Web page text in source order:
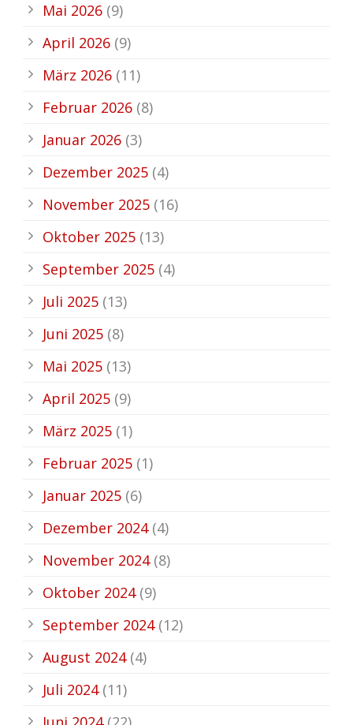
Mai 2026 (9)
April 2026 (9)
März 2026 (11)
Februar 2026 (8)
Januar 2026 (3)
Dezember 2025 (4)
November 2025 (16)
Oktober 2025 (13)
September 2025 (4)
Juli 2025 (13)
Juni 2025 (8)
Mai 2025 (13)
April 2025 (9)
März 2025 (1)
Februar 2025 (1)
Januar 2025 (6)
Dezember 2024(4)
November 2024(8)
Oktober 2024(9)
September 2024(12)
August 2024(4)
Juli 2024(11)